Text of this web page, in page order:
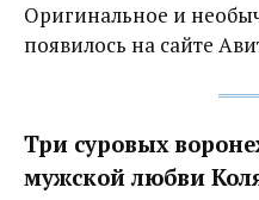
Оригинальное и
появилось на сайте
Три суровых
мужской любви